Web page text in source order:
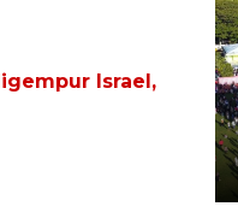
Israel,
KE-78